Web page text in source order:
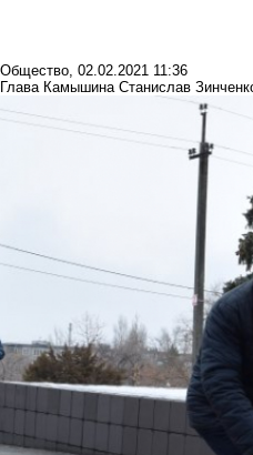
Общество, 02.02.2021 11:36
Глава Камышина Станислав